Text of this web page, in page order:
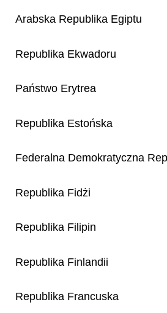
Arabska Republika Egiptu
Republika Ekwadoru
Państwo Erytrea
Republika Estońska
Federalna Demokratyczna
Republika Fidżi
Republika Filipin
Republika Finlandii
Republika Francuska